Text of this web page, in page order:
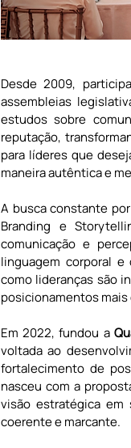
Desde 2009,
assembleias
estudos sobre
reputação,
para líderes que
maneira autêntica e
A busca constante
Branding e
comunicação e
linguagem corporal
como lideranças são
posicionamentos
Em 2022, fundou a
voltada ao
fortalecimento de
nasceu com a
visão estratégica em
coerente e marcante.